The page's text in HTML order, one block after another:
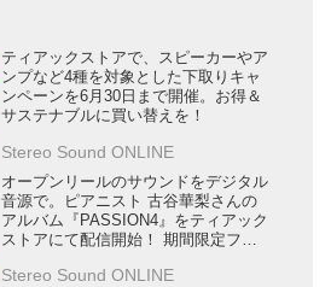
ティアックストアで、スピーカーやア
ンプなど4種を対象とした下取りキャ
ンペーンを6月30日まで開催。お得＆
サステナブルに買い替えを！
Stereo Sound ONLINE
オープンリールのサウンドをデジタル
音源で。ピアニスト 古谷華梨さんの
アルバム『PASSION4』をティアック
ストアにて配信開始！ 期間限定フリ
Stereo Sound ONLINE